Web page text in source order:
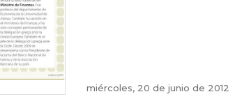
miércoles, 20 de junio de 2012